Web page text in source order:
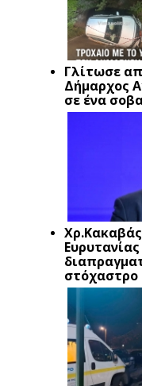
Γλίτωσε
Δήμαρχος
σε ένα
Ευρυτανίας
στόχαστρο